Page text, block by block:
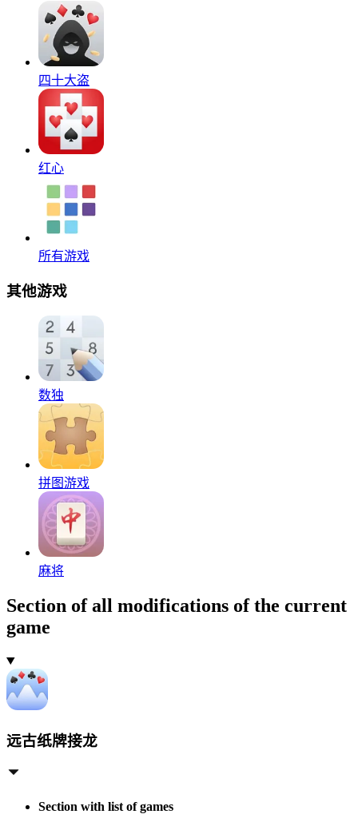
四十大盗
红心
所有游戏
其他游戏
数独
拼图游戏
麻将
Section of all modifications of the current
game
远古纸牌接龙
Section with list of games